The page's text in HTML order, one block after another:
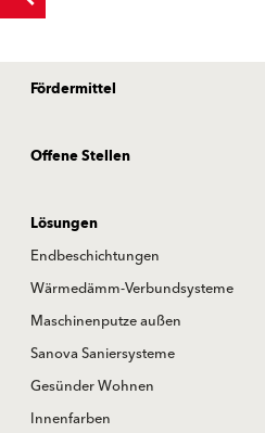
Fördermittel
Offene Stellen
Lösungen
Endbeschichtungen
Wärmedämm-Verbundsysteme
Maschinenputze außen
Sanova Saniersysteme
Gesünder Wohnen
Innenfarben